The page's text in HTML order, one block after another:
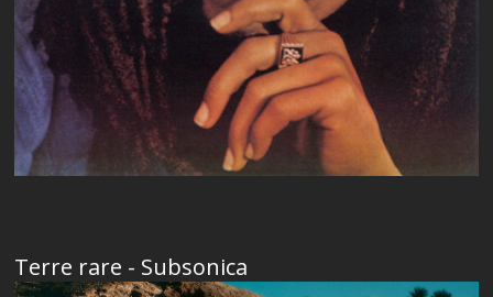
Terre rare - Subsonica